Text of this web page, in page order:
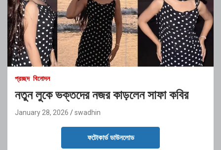
প্রচ্ছদ বিনোদন
নতুন লুকে ভক্তদের নজর কাড়লেন সাফা কবির
January 28, 2026 swadhin
ফটোকার্ড ডাউনলোড